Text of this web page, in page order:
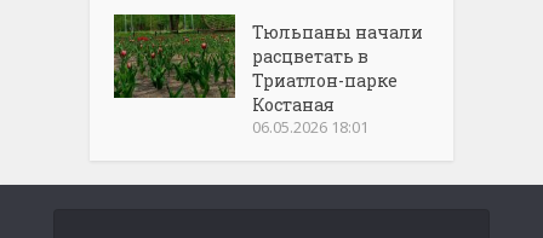
Тюльпаны начали
расцветать в
Триатлон-парке
Костаная
06.05.2026 18:01